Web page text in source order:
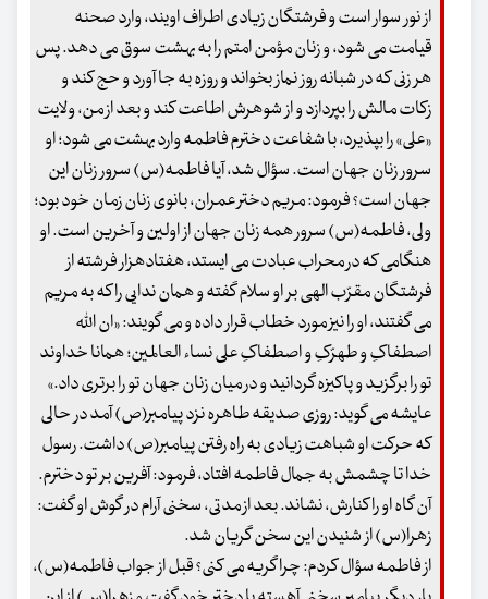
از نور سوار است و فرشتگان زیادی اطراف اویند، وارد صحنه
قیامت می شود، و زنان مؤمن امتم را به بهشت سوق می دهد. پس
هر زنی که در شبانه روز نماز بخواند و روزه به جا آورد و حج کند و
زکات مالش را بپردازد و از شوهرش اطاعت کند و بعد از من، ولایت
«علی» را بپذیرد، با شفاعت دخترم فاطمه وارد بهشت می شود؛ او
سرور زنان جهان است. سؤال شد، آیا فاطمه(س) سرور زنان این
جهان است؟ فرمود: مریم دختر عمران، بانوی زنان زمان خود بود؛
ولی، فاطمه(س) سرور همه زنان جهان از اولین و آخرین است. او
هنگامی که در محراب عبادت می ایستد، هفتادهزار فرشته از
فرشتگان مقرّب الهی بر او سلام گفته و همان ندایی را که به مریم
می گفتند، او را نیز مورد خطاب قرار داده و می گویند: «ان الله
اصطفاکِ و طهرّکِ و اصطفاکِ علی نساء العالمین؛ همانا خداوند
تو را برگزید و پاکیزه گردانید و در میان زنان جهان تو را برتری داد.»
عایشه می گوید: روزی صدیقه طاهره نزد پیامبر(ص) آمد در حالی
که حرکت او شباهت زیادی به راه رفتن پیامبر(ص) داشت. رسول
خدا تا چشمش به جمال فاطمه افتاد، فرمود: آفرین بر تو دخترم.
آن گاه او را کنارش، نشاند. بعد از مدتی، سخنی آرام در گوش او گفت:
زهرا(س) از شنیدن این سخن گریان شد.
از فاطمه سؤال کردم: چرا گریه می کنی؟ قبل از جواب فاطمه(س)،